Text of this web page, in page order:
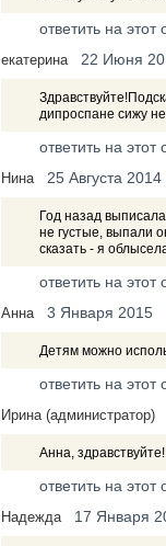
ответить на этот
екатерина 22 Июня
дипроспане сижу
ответить на этот
Нина 25 Августа 2014
Год назад
не густые, выпали
сказать - я
ответить на этот
Анна 3 Января 2015
Детям можно
ответить на этот
Ирина (администратор)
Анна,
ответить на этот
Надежда 17 Января